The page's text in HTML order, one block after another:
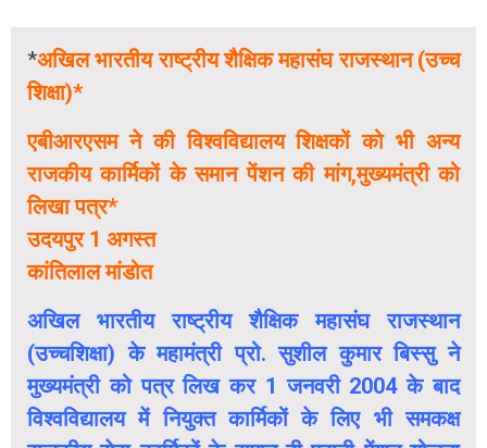
*अखिल भारतीय राष्ट्रीय शैक्षिक महासंघ राजस्थान (उच्च
शिक्षा)*
एबीआरएसम ने की विश्वविद्यालय शिक्षकों को भी अन्य
राजकीय कार्मिकों के समान पेंशन की मांग,मुख्यमंत्री को
लिखा पत्र*
उदयपुर 1 अगस्त
कांतिलाल मांडोत
अखिल भारतीय राष्ट्रीय शैक्षिक महासंघ राजस्थान
(उच्चशिक्षा) के महामंत्री प्रो. सुशील कुमार बिस्सु ने
मुख्यमंत्री को पत्र लिख कर 1 जनवरी 2004 के बाद
विश्वविद्यालय में नियुक्त कार्मिकों के लिए भी समकक्ष